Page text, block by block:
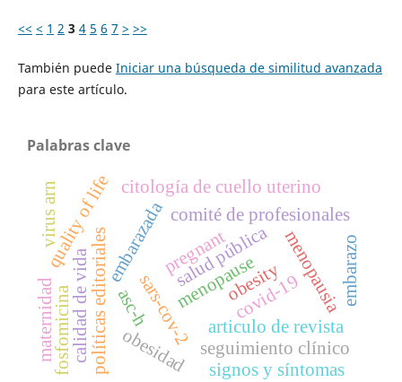
<< < 1 2 3 4 5 6 7 > >>
También puede Iniciar una búsqueda de similitud avanzada
para este artículo.
Palabras clave
covid-19
sars-cov-2
embarazadapregnant
articulo de revista
comité de profesionales
políticas editoriales obesidad
menopausia
calidad de vida obesity
menopause
quality of life citología de cuello uterino
asc-h
seguimiento clínico
virus arn
signos y síntomas
salud pública
fosfomicina
embarazo
maternidad